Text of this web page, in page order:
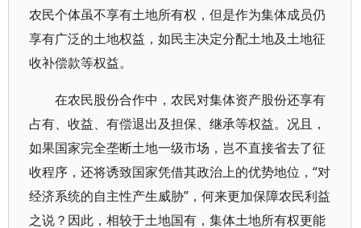
农民个体虽不享有土地所有权，但是作为集体成员仍
享有广泛的土地权益，如民主决定分配土地及土地征
收补偿款等权益。
在农民股份合作中，农民对集体资产股份还享有
占有、收益、有偿退出及担保、继承等权益。况且，
如果国家完全垄断土地一级市场，岂不直接省去了征
收程序，还将诱致国家凭借其政治上的优势地位，“对
经济系统的自主性产生威胁”，何来更加保障农民利益
之说？因此，相较于土地国有，集体土地所有权更能